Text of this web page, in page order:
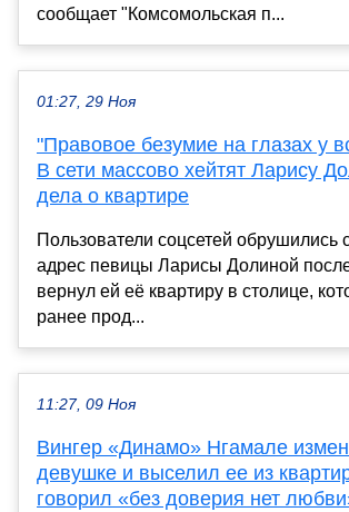
сообщает "Комсомольская п...
01:27, 29 Ноя
"Правовое безумие на глазах у
В сети массово хейтят Ларису
дела о квартире
Пользователи соцсетей обрушились
адрес певицы Ларисы Долиной после
вернул ей её квартиру в столице,
ранее прод...
11:27, 09 Ноя
Вингер «Динамо» Нгамале
девушке и выселил ее из
говорил «без доверия нет